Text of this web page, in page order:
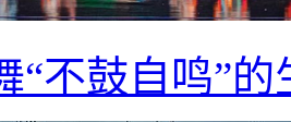
“不鼓自鸣”